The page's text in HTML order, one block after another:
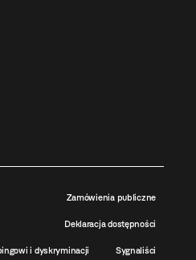
Zamówienia publiczne
Deklaracja dostępności
i dyskryminacji Sygnaliści